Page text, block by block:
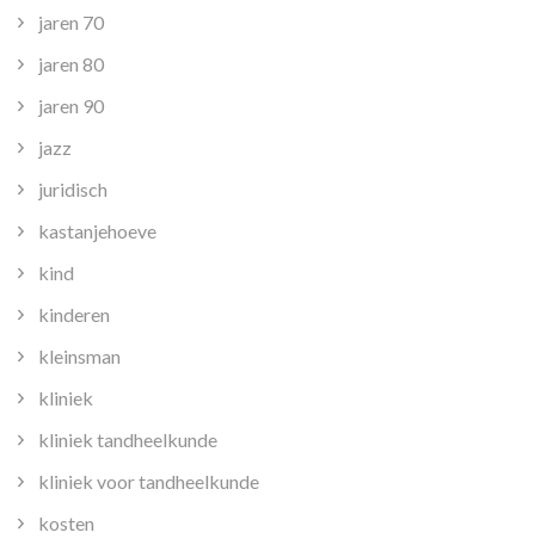
jaren 70
jaren 80
jaren 90
jazz
juridisch
kastanjehoeve
kind
kinderen
kleinsman
kliniek
kliniek tandheelkunde
kliniek voor tandheelkunde
kosten